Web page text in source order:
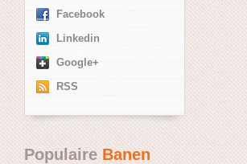
Facebook
Linkedin
Google+
RSS
PopulaireBanen